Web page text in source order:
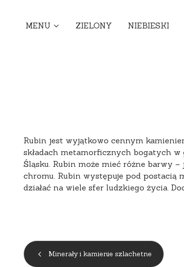
MENU ZIELONY NIEBIESKI
Rubin jest wyjątkowo cennym
składach metamorficznych bogatych
Śląsku. Rubin może mieć różne barwy
chromu. Rubin występuje pod postacią
działać na wiele sfer ludzkiego życia.
Minerały i kamienie szlachetne